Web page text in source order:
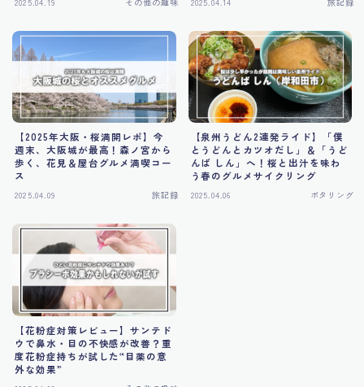
【2025年大阪・桜満開レポ】今
週末、大阪城が最高！森ノ宮から
歩く、花見＆屋台グルメ満喫コー
ス
2025.04.09 旅記録
【泉州うどん2連発ライド】「僕
とうどんとカツオだし」＆「うど
んば しん」へ！桜と出汁を味わ
う春のグルメサイクリング
2025.04.06 ポタリング
【花粉症対策レビュー】サンテド
ウで鼻水・目の不快感が改善？重
度花粉症持ちが試した“目薬の意
外な効果”